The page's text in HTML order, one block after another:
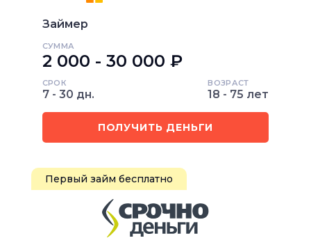
Займер
СУММА
2 000 - 30 000 ₽
СРОК
7 - 30 дн.
ВОЗРАСТ
18 - 75 лет
ПОЛУЧИТЬ ДЕНЬГИ
Первый займ бесплатно